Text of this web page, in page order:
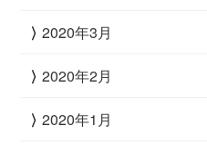
2020年3月
2020年2月
2020年1月